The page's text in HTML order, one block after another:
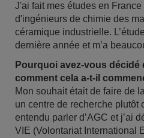
J'ai fait mes études en
d'ingénieurs de chimie des
céramique industrielle.
dernière année et m’a
Pourquoi avez-vous décidé
comment cela a-t-il
Mon souhait était de faire de
un centre de recherche plutôt
entendu parler d’AGC et j’ai
VIE (Volontariat International